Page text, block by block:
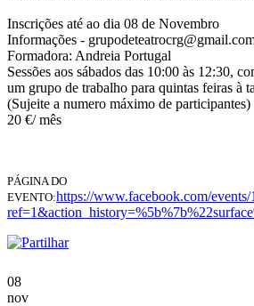
Inscrições até ao dia 08 de Novembro
Informações -
Formadora: Andreia Portugal
Sessões aos sábados das 10:00 às 12:30,
um grupo de trabalho para quintas feiras à
(Sujeite a numero máximo de participantes)
20 €/ mês
PÁGINA DO
EVENTO:https://www.facebook.com/
08
nov